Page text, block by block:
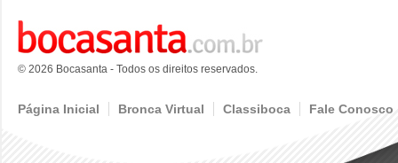
© 2026 Bocasanta - Todos os direitos reservados.
Página Inicial Bronca Virtual Classiboca Fale Conosco